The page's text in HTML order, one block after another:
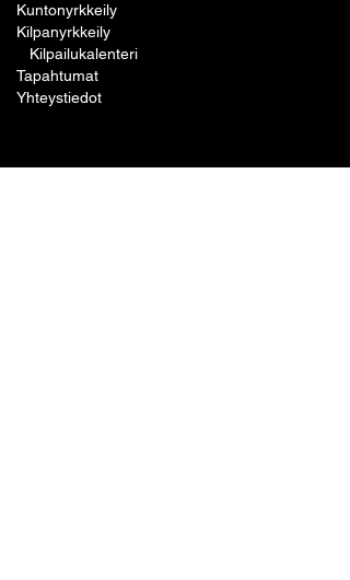
Kuntonyrkkeily
Kilpanyrkkeily
Kilpailukalenteri
Tapahtumat
Yhteystiedot